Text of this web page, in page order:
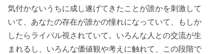
気付かないうちに成し遂げてきたことが誰かを刺激して
いて、あなたの存在が誰かの憧れになっていて、もしか
したらライバル視されていて。いろんな人との交流が生
まれるし、いろんな価値観や考えに触れて、この段階で